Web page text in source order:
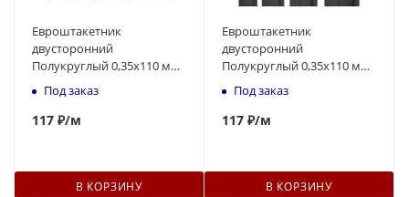
Евроштакетник
двусторонний
Полукруглый 0,35x110 мм
коричневый RAL 8017 1м
Под заказ
117 ₽/м
В КОРЗИНУ
Евроштакетник
двусторонний
Полукруглый 0,35x110 мм
серый RAL 7024 1м
Под заказ
117 ₽/м
В КОРЗИНУ